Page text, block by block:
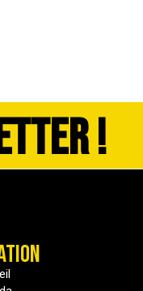
!